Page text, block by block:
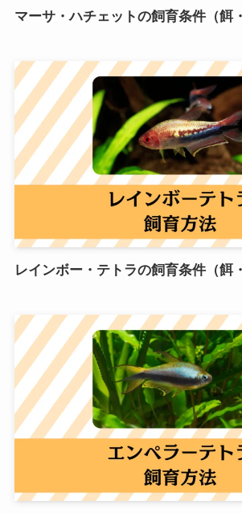
マーサ・ハチェットの飼育条件（餌
レインボー・テトラの飼育条件（餌